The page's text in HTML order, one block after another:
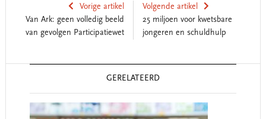
Vorige artikel
Van Ark: geen volledig beeld
van gevolgen Participatiewet
Volgende artikel
25 miljoen voor kwetsbare
jongeren en schuldhulp
GERELATEERD